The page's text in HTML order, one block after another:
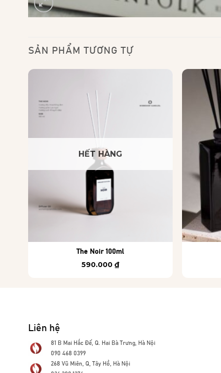
SẢN PHẨM TƯƠNG TỰ
HẾT HÀNG
The Noir 100ml
590.000 ₫
Liên hệ
81 B Mai Hắc Đế, Q. Hai Bà Trưng, Hà Nội
090 468 0399
268 Vũ Miên, Q, Tây Hồ, Hà Nội